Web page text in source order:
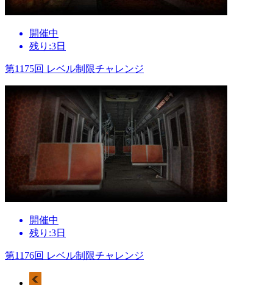
開催中
残り:3日
第1175回 レベル制限チャレンジ
開催中
残り:3日
第1176回 レベル制限チャレンジ